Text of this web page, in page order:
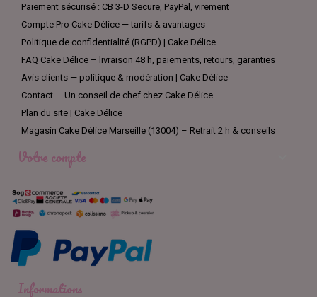
Paiement sécurisé : CB 3-D Secure, PayPal, virement
Compte Pro Cake Délice — tarifs & avantages
Politique de confidentialité (RGPD) | Cake Délice
FAQ Cake Délice – livraison 48 h, paiements, retours, garanties
Avis clients — politique & modération | Cake Délice
Contact — Un conseil de chef chez Cake Délice
Plan du site | Cake Délice
Magasin Cake Délice Marseille (13004) – Retrait 2 h & conseils
Votre compte
Informations